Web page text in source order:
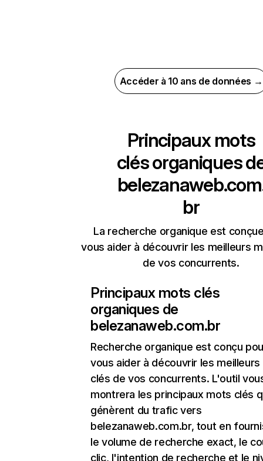
Accéder à 10 ans de données →
Principaux mots
clés organiques
br
La recherche organique est
vous aider à découvrir les meilleurs
de vos concurrents.
Principaux mots clés
organiques de
belezanaweb.com.br
Recherche organique est conçu
vous aider à découvrir les
clés de vos concurrents. L'outil
montrera les principaux mots clés
génèrent du trafic vers
belezanaweb.com.br, tout en
le volume de recherche exact, le
clic, l'intention de recherche et le